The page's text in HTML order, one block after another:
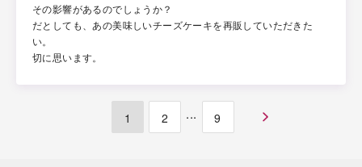
その影響があるのでしょうか？
だとしても、あの美味しいチーズケーキを再販していただきた
い。
切に思います。
1 2 ... 9